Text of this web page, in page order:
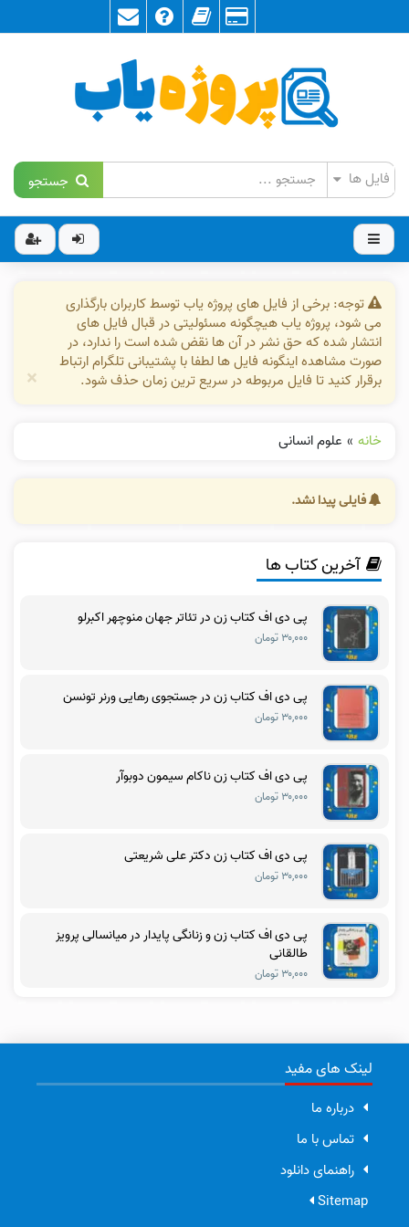
جستجو
توجه: برخی از فایل های پروژه یاب توسط کاربران بارگذاری
می شود، پروژه یاب هیچگونه مسئولیتی در قبال فایل های
انتشار شده که حق نشر در آن ها نقض شده است را ندارد، در
صورت مشاهده اینگونه فایل ها لطفا با پشتیبانی تلگرام ارتباط
برقرار کنید تا فایل مربوطه در سریع ترین زمان حذف شود.
×
خانه » علوم انسانی
فایلی پیدا نشد.
آخرین کتاب ها
پی دی اف کتاب زن در تئاتر جهان منوچهر اکبرلو
۳۰,۰۰۰ تومان
پی دی اف کتاب زن در جستجوی رهایی ورنر تونسن
۳۰,۰۰۰ تومان
پی دی اف کتاب زن ناکام سیمون دوبوآر
۳۰,۰۰۰ تومان
پی دی اف کتاب زن دکتر علی شریعتی
۳۰,۰۰۰ تومان
پی دی اف کتاب زن و زنانگی پایدار در میانسالی پرویز
طالقانی
۳۰,۰۰۰ تومان
لینک های مفید
درباره ما
تماس با ما
راهنمای دانلود
Sitemap